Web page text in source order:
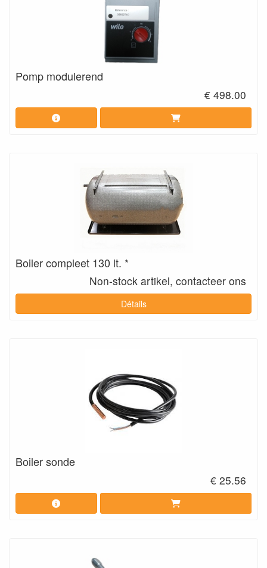
Pomp modulerend
€ 498.00
Boiler compleet 130 lt. *
Non-stock artikel, contacteer ons
Détails
Boiler sonde
€ 25.56